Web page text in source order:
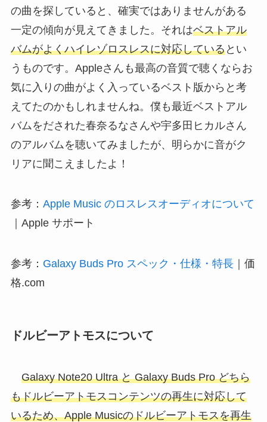
の曲を探していると、確実ではありませんがある
一定の傾向が見えてきました。それはベストアル
バムがよくハイレゾロスレスに対応しているとい
うものです。Appleさんも最高の音質で聴くならお
気に入りの曲がよく入っているベスト版からと考
えてたのかもしれませんね。僕も最近ベストアル
バムをだされた春奈るなさんや宇多田ヒカルさん
のアルバムを聴いてみましたが、明らかに音がク
リアに聞こえましたよ！
参考： Apple Music のロスレスオーディオについて
｜Apple サポート
参考： Galaxy Buds Pro スペック・仕様・特長｜価
格.com
ドルビーアトモスについて
Galaxy Note20 Ultra と Galaxy Buds Pro どちら
もドルビーアトモスコンテンツの再生に対応して
いるため、Apple Musicのドルビーアトモスを再生